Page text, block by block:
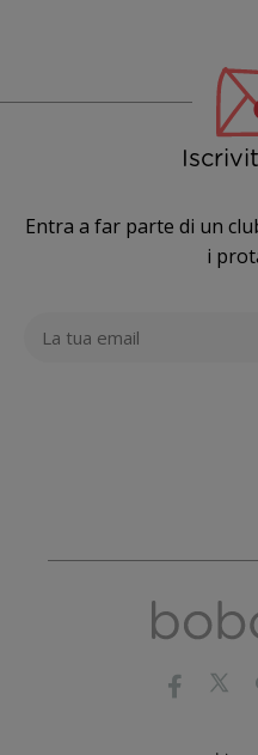
Entra a far parte di un
i